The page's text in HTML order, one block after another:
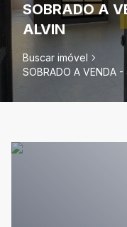
SOBRADO A
ALVIN
Buscar imóvel
SOBRADO A VENDA -